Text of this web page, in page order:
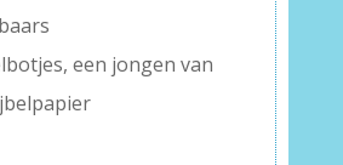
een jongen van